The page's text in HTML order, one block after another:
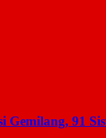
Gemilang, 91